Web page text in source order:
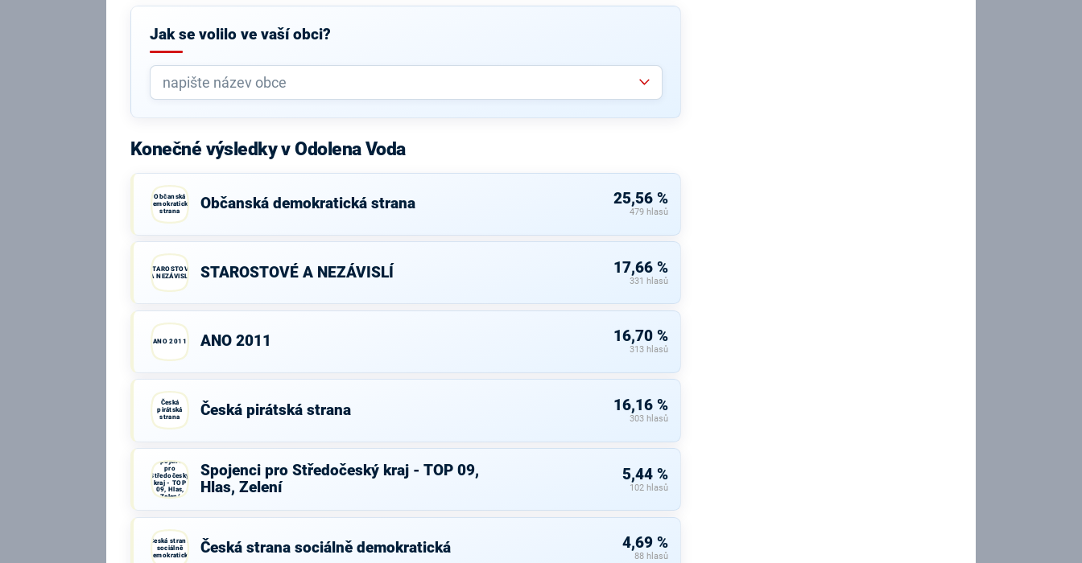
Jak se volilo ve vaší obci?
Konečné výsledky v Odolena Voda
Občanská
demokratická
strana
Občanská demokratická strana 25,56 %
479 hlasů
STAROSTOVÉ
A NEZÁVISLÍ
STAROSTOVÉ A NEZÁVISLÍ 17,66 %
331 hlasů
ANO 2011 ANO 2011 16,70 %
313 hlasů
Česká
pirátská
strana
Česká pirátská strana 16,16 %
303 hlasů
Spojenci
pro
Středočeský
kraj - TOP
09, Hlas,
Zelení
Spojenci pro Středočeský kraj - TOP 09,
Hlas, Zelení
5,44 %
102 hlasů
Česká strana
sociálně
demokratická
Česká strana sociálně demokratická 4,69 %
88 hlasů